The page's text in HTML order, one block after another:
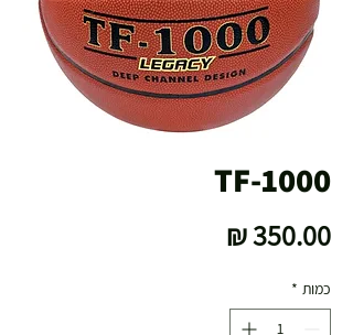
TF-1000
כמות *